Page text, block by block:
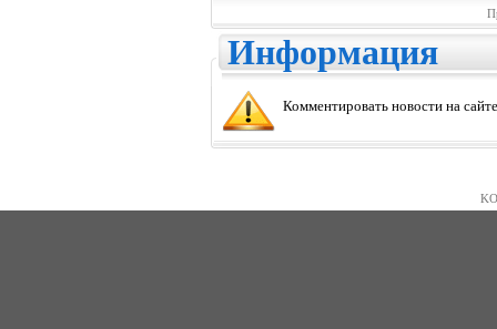
Информация
Комментировать новости на